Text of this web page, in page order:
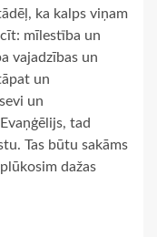
ka kalps viņam
mīlestība un
vajadzības un
un
un
tad
Tas būtu sakāms
dažas